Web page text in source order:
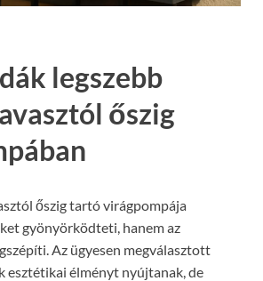
legszebb
őszig
őszig tartó virágpompája
gyönyörködteti, hanem az
Az ügyesen megválasztott
esztétikai élményt nyújtanak, de